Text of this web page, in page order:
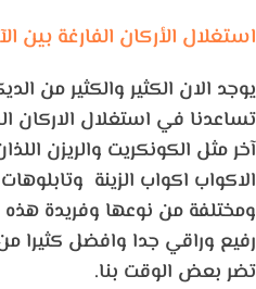
استغلال الأركان الفارغة بين
يوجد الان الكثير والكثير من
تساعدنا في استغلال الاركان
آخر مثل الكونكريت والريزن
الاكواب اكواب الزينة
ومختلفة من نوعها وفريدة
رفيع وراقي جدا وافضل كثيرا
تضر بعض الوقت بنا.